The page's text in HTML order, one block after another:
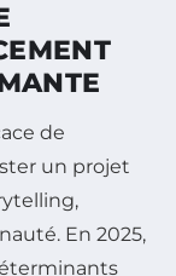
de
un projet
En 2025,